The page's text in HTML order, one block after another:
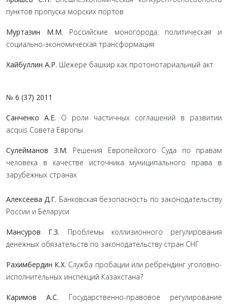
пунктов пропуска морских портов
Муртазин М.М. Российские моногорода: политическая и
социально-экономическая трансформация
Хайбуллин А.Р. Шежере башкир как протонотариальный акт
№ 6 (37) 2011
Санченко А.Е. О роли частичных соглашений в развитии
acquis Cовета Европы
Сулейманов З.М. Решения Европейского Суда по правам
человека в качестве источника муниципального права в
зарубежных странах
Алексеева Д.Г. Банковская безопасность по законодательству
России и Беларуси
Мансуров Г.З. Проблемы коллизионного регулирования
денежных обязательств по законодательству стран СНГ
Рахимбердин К.Х. Служба пробации или ребрендинг уголовно-
исполнительных инспекций Казахстана?
Каримов А.С. Государственно-правовое регулирование